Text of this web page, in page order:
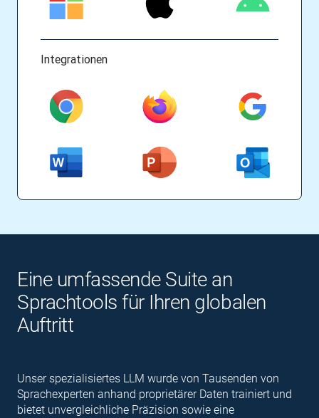
Eine umfassende Suite an
Sprachtools für Ihren globalen
Auftritt
Unser spezialisiertes LLM wurde von Tausenden von
Sprachexperten anhand proprietärer Daten trainiert und
bietet unvergleichliche Präzision sowie eine
Integrationen